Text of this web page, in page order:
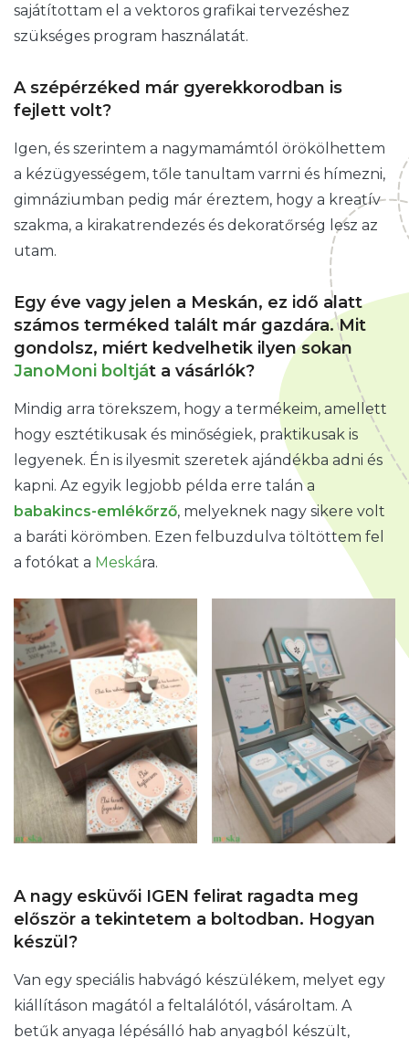
sajátítottam el a vektoros grafikai tervezéshez
szükséges program használatát.
A szépérzéked már gyerekkorodban is
fejlett volt?
Igen, és szerintem a nagymamámtól örökölhettem
a kézügyességem, tőle tanultam varrni és hímezni,
gimnáziumban pedig már éreztem, hogy a kreatív
szakma, a kirakatrendezés és dekoratőrség lesz az
utam.
Egy éve vagy jelen a Meskán, ez idő alatt
számos terméked talált már gazdára. Mit
gondolsz, miért kedvelhetik ilyen sokan
JanoMoni boltját a vásárlók?
Mindig arra törekszem, hogy a termékeim, amellett
hogy esztétikusak és minőségiek, praktikusak is
legyenek. Én is ilyesmit szeretek ajándékba adni és
kapni. Az egyik legjobb példa erre talán a
babakincs-emlékőrző, melyeknek nagy sikere volt
a baráti körömben. Ezen felbuzdulva töltöttem fel
a fotókat a Meskára.
A nagy esküvői IGEN felirat ragadta meg
először a tekintetem a boltodban. Hogyan
készül?
Van egy speciális habvágó készülékem, melyet egy
kiállításon magától a feltalálótól, vásároltam. A
betűk anyaga lépésálló hab anyagból készült,